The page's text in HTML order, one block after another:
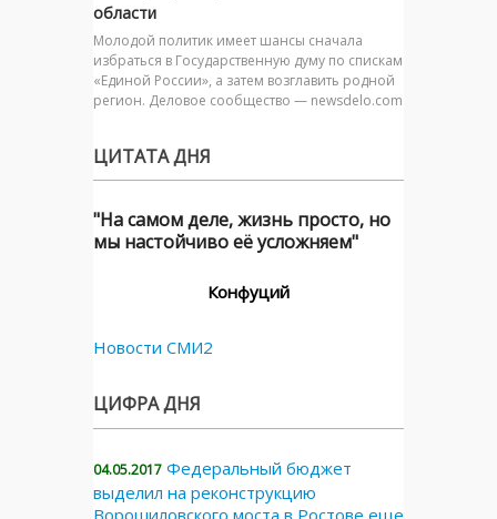
области
Молодой политик имеет шансы сначала
избраться в Государственную думу по спискам
«Единой России», а затем возглавить родной
регион. Деловое сообщество — newsdelo.com
ЦИТАТА ДНЯ
"На самом деле, жизнь просто, но
мы настойчиво её усложняем"
Конфуций
Новости СМИ2
ЦИФРА ДНЯ
04.05.2017 Федеральный бюджет
выделил на реконструкцию
Ворошиловского моста в Ростове еще